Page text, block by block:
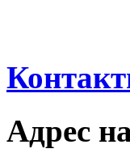
Адрес